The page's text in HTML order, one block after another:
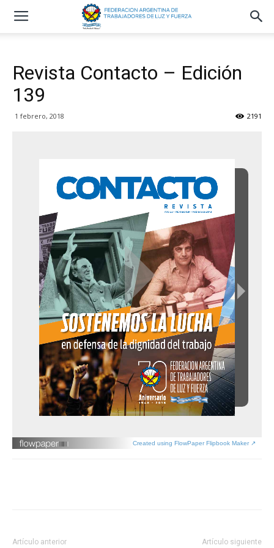
Revista Contacto – Edición
139
1 febrero, 2018 2191
Created using FlowPaper Flipbook Maker ↗
Artículo anterior Artículo siguiente